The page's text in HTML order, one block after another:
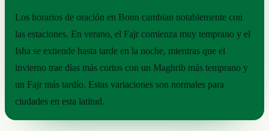
Los horarios de oración en Bonn cambian notablemente con
las estaciones. En verano, el Fajr comienza muy temprano y el
Isha se extiende hasta tarde en la noche, mientras que el
invierno trae días más cortos con un Maghrib más temprano y
un Fajr más tardío. Estas variaciones son normales para
ciudades en esta latitud.